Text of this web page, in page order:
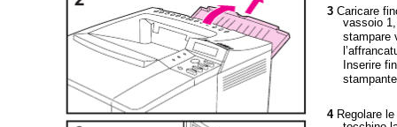
3 Caricare
vassoio
stampare
Inserire
4 Regolare